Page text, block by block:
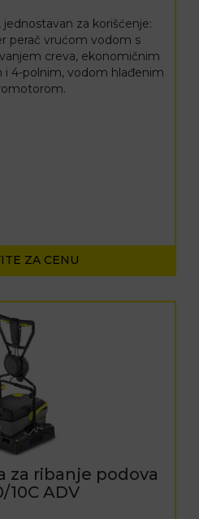
za korišćenje:
perač vrućom vodom s
creva, ekonomičnim
i 4-polnim, vodom hlađenim
ZA CENU
za ribanje podova
10C ADV